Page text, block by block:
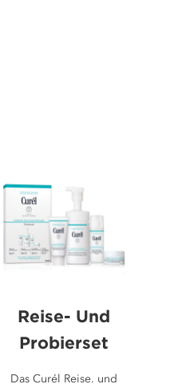
Reise- Und
Probierset
Das Curél Reise. und